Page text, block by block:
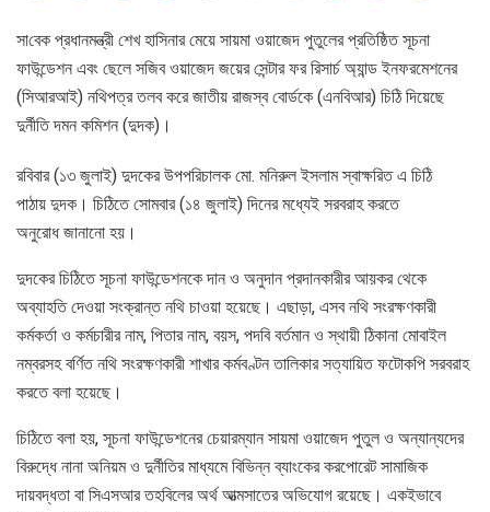
সা‌বেক প্রধানমন্ত্রী শেখ হাসিনার মেয়ে সায়মা ওয়াজেদ পুতুলের প্রতিষ্ঠিত সূচনা
ফাউন্ডেশন এবং ছেলে সজিব ওয়াজেদ জয়ের সেন্টার ফর রিসার্চ অ্যান্ড ইনফরমেশনের
(সিআরআই) নথিপত্র তলব করে জাতীয় রাজস্ব বোর্ডকে (এনবিআর) চিঠি দিয়েছে
দুর্নীতি দমন কমিশন (দুদক)।
রবিবার (১৩ জুলাই) দুদকের উপপরিচালক মো. মনিরুল ইসলাম স্বাক্ষরিত এ চিঠি
পাঠায় দুদক। চিঠিতে সোমবার (১৪ জুলাই) দিনের মধ্যেই সরবরাহ করতে
অনুরোধ জানানো হয়।
দুদকের চিঠিতে সূচনা ফাউন্ডেশনকে দান ও অনুদান প্রদানকারীর আয়কর থেকে
অব্যাহতি দেওয়া সংক্রান্ত নথি চাওয়া হয়েছে। এছাড়া, এসব নথি সংরক্ষণকারী
কর্মকর্তা ও কর্মচারীর নাম, পিতার নাম, বয়স, পদবি বর্তমান ও স্থায়ী ঠিকানা মোবাইল
নম্বরসহ বর্ণিত নথি সংরক্ষণকারী শাখার কর্মবণ্টন তালিকার সত্যায়িত ফটোকপি সরবরাহ
করতে বলা হয়েছে।
চিঠিতে বলা হয়, সূচনা ফাউন্ডেশনের চেয়ারম্যান সায়মা ওয়াজেদ পুতুল ও অন্যান্যদের
বিরুদ্ধে নানা অনিয়ম ও দুর্নীতির মাধ্যমে বিভিন্ন ব্যাংকের করপোরেট সামাজিক
দায়বদ্ধতা বা সিএসআর তহবিলের অর্থ আত্মসাতের অভিযোগ রয়েছে। একইভাবে